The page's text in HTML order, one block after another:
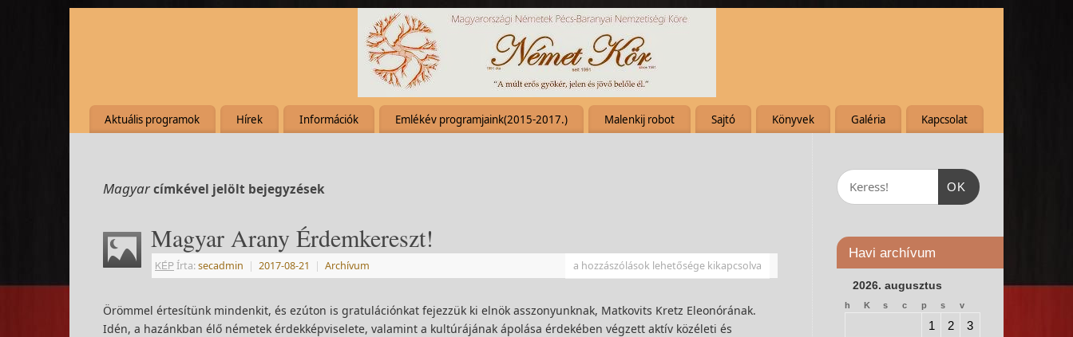
Aktuális programok Hírek Információk Emlékév programjaink(2015-2017.) Malenkij robot Sajtó Könyvek Galéria Kapcsolat
Magyarcímkével jelölt bejegyzések
Magyar Arany Érdemkereszt!
KÉPÍrta:secadmin | 2017-08-21 | Archívum a hozzászólások lehetősége kikapcsolva
Örömmel értesítünk mindenkit, és ezúton is gratulációnkat fejezzük ki elnök asszonyunknak, Matkovits Kretz Eleonórának.
Idén, a hazánkban élő németek érdekképviselete, valamint a kultúrájának ápolása érdekében végzett aktív közéleti és
OK
Havi archívum
2026. augusztus
h K s c p s v
1 2
3